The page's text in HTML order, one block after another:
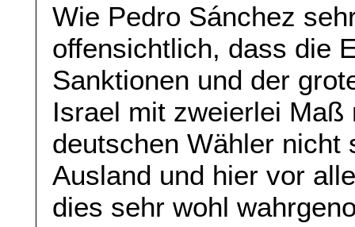
Wie Pedro Sánchez
offensichtlich, dass die
Sanktionen und der
Israel mit zweierlei
deutschen Wähler nicht
Ausland und hier vor
dies sehr wohl